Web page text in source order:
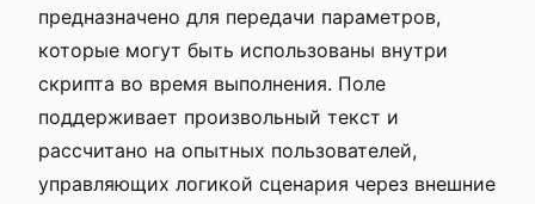
предназначено для передачи параметров,
которые могут быть использованы внутри
скрипта во время выполнения. Поле
поддерживает произвольный текст и
рассчитано на опытных пользователей,
управляющих логикой сценария через внешние